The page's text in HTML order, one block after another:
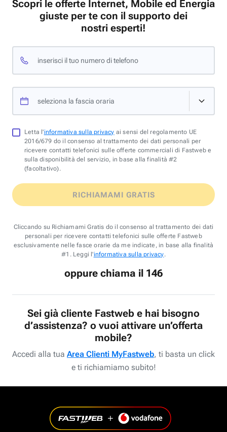
Scopri le offerte Internet, Mobile ed Energia
giuste per te con il supporto dei
nostri esperti!
inserisci il tuo numero di telefono
seleziona la fascia oraria
Letta l'informativa sulla privacy ai sensi del regolamento UE
2016/679 do il consenso al trattamento dei dati personali per
ricevere contatti telefonici sulle offerte commerciali di Fastweb e
sulla disponibilità del servizio, in base alla finalità #2
(facoltativo).
RICHIAMAMI GRATIS
Cliccando su Richiamami Gratis do il consenso al trattamento dei dati
personali per ricevere contatti telefonici sulle offerte Fastweb
esclusivamente nelle fasce orarie da me indicate, in base alla finalità
#1. Leggi l'informativa sulla privacy.
oppure chiama il 146
Sei già cliente Fastweb e hai bisogno
d’assistenza? o vuoi attivare un’offerta
mobile?
Accedi alla tua Area Clienti MyFastweb, ti basta un click
e ti richiamiamo subito!